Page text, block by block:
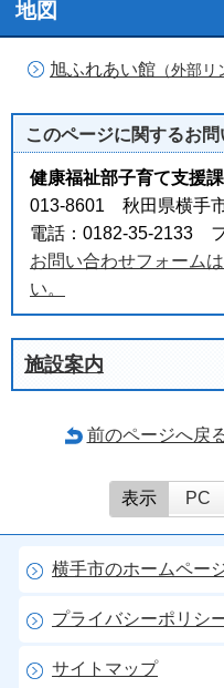
地図
旭ふれあい館 （外部リ
このページに関するお問
健康福祉部子育て支援
013-8601 秋田県横手
電話：0182-35-2133
お問い合わせフォーム
い。
施設案内
前のページへ戻
表示 PC
横手市のホームペー
プライバシーポリシ
サイトマップ